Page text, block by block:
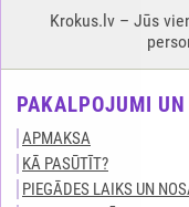
Krokus.lv – Jūs
PAKALPOJUMI
APMAKSA
KĀ PASŪTĪT?
PIEGĀDES LAIKS UN